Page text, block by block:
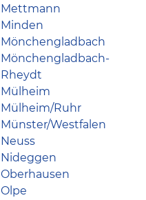
Mettmann
Minden
Mönchengladbach
Mönchengladbach-
Rheydt
Mülheim
Mülheim/Ruhr
Münster/Westfalen
Neuss
Nideggen
Oberhausen
Olpe